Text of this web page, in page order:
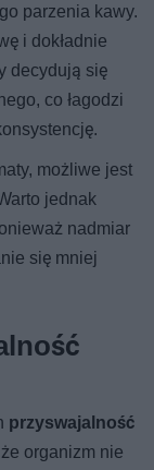
parzenia kawy.
i dokładnie
decydują się
co łagodzi
możliwe jest
jednak
nadmiar
się mniej
przyswajalność
organizm nie